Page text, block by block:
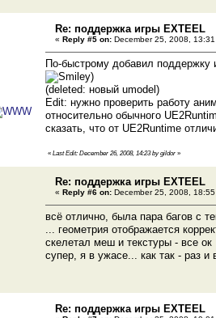
Re: поддержка игры EXTEEL
« Reply #5 on: December 25, 2008, 13:31
По-быстрому добавил поддержку
)
(deleted: новый umodel)
Edit: нужно проверить работу
относительно обычного
сказать, что от UE2Runtime
« Last Edit: December 26, 2008, 14:23 by gildor »
Re: поддержка игры EXTEEL
« Reply #6 on: December 25, 2008, 18:55
всё отлично, была пара багов с
... геометрия отображается
скелетал меш и текстуры - все ок
супер, я в ужасе... как так - раз и
Re: поддержка игры EXTEEL